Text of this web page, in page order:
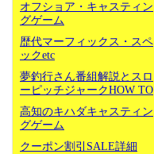
オフショア・キャスティン
グゲーム
歴代マーフィックス・スペ
ックetc
夢釣行さん番組解説とスロ
ーピッチジャークHOW TO
高知のキハダキャスティン
グゲーム
クーポン割引SALE詳細